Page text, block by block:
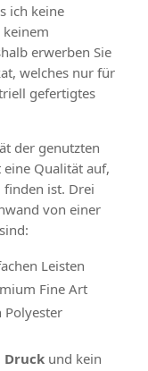
ich keine
erwerben Sie
welches nur für
gefertigtes
der genutzten
Qualität auf,
ist. Drei
von einer
Leisten
Fine Art
Polyester
Druck und kein